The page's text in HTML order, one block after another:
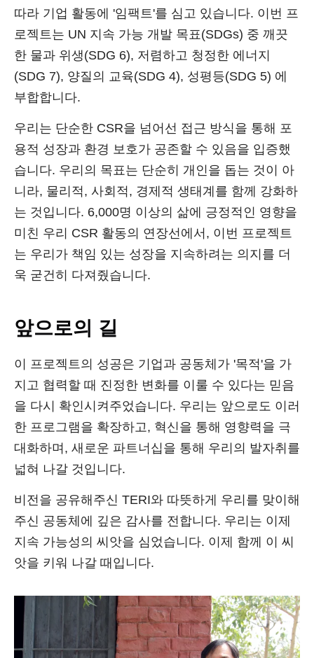
따라 기업 활동에 '임팩트'를 심고 있습니다. 이번 프
로젝트는 UN 지속 가능 개발 목표(SDGs) 중 깨끗
한 물과 위생(SDG 6), 저렴하고 청정한 에너지
(SDG 7), 양질의 교육(SDG 4), 성평등(SDG 5) 에
부합합니다.
우리는 단순한 CSR을 넘어선 접근 방식을 통해 포
용적 성장과 환경 보호가 공존할 수 있음을 입증했
습니다. 우리의 목표는 단순히 개인을 돕는 것이 아
니라, 물리적, 사회적, 경제적 생태계를 함께 강화하
는 것입니다. 6,000명 이상의 삶에 긍정적인 영향을
미친 우리 CSR 활동의 연장선에서, 이번 프로젝트
는 우리가 책임 있는 성장을 지속하려는 의지를 더
욱 굳건히 다져줬습니다.
앞으로의 길
이 프로젝트의 성공은 기업과 공동체가 '목적'을 가
지고 협력할 때 진정한 변화를 이룰 수 있다는 믿음
을 다시 확인시켜주었습니다. 우리는 앞으로도 이러
한 프로그램을 확장하고, 혁신을 통해 영향력을 극
대화하며, 새로운 파트너십을 통해 우리의 발자취를
넓혀 나갈 것입니다.
비전을 공유해주신 TERI와 따뜻하게 우리를 맞이해
주신 공동체에 깊은 감사를 전합니다. 우리는 이제
지속 가능성의 씨앗을 심었습니다. 이제 함께 이 씨
앗을 키워 나갈 때입니다.